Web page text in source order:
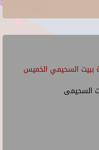
ببيت السحيمي الخميس
السحيمى